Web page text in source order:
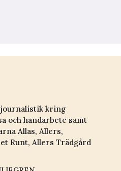
journalistik kring
och handarbete samt
Allas, Allers,
Runt, Allers Trädgård